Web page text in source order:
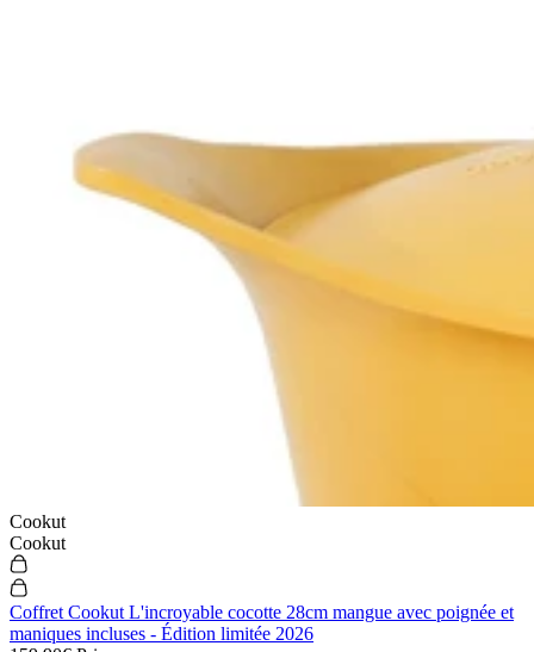
Cookut
Cookut
Coffret Cookut L'incroyable cocotte 28cm mangue avec poignée et
maniques incluses - Édition limitée 2026